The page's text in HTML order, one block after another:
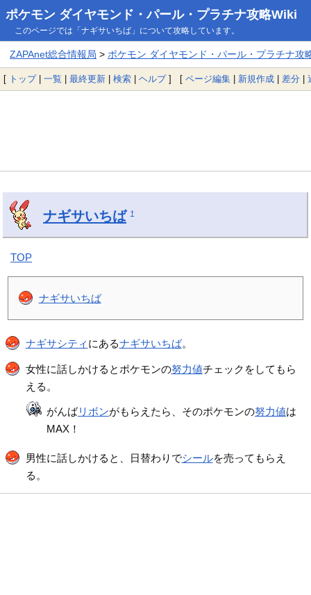
ポケモン ダイヤモンド・パール・プラチナ攻略Wiki
このページでは「ナギサいちば」について攻略しています。
ZAPAnet総合情報局 > ポケモン ダイヤモンド・パール・プラチナ攻
[ トップ| 一覧 | 最終更新 | 検索 | ヘルプ] [ ページ編集 | 新規作成 | 差分 |
ナギサいちば †
TOP
ナギサいちば
ナギサシティ にあるナギサいちば。
女性に話しかけるとポケモンの努力値チェックをしてもら
える。
がんばリボンがもらえたら、そのポケモンの努力値は
MAX！
男性に話しかけると、日替わりでシールを売ってもらえ
る。